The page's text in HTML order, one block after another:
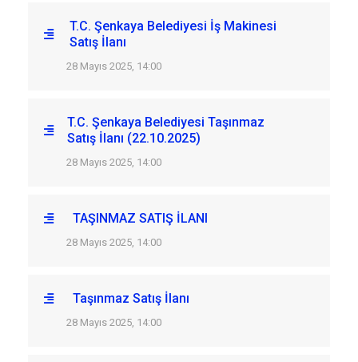
T.C. Şenkaya Belediyesi İş Makinesi
Satış İlanı
28 Mayıs 2025, 14:00
T.C. Şenkaya Belediyesi Taşınmaz
Satış İlanı (22.10.2025)
28 Mayıs 2025, 14:00
TAŞINMAZ SATIŞ İLANI
28 Mayıs 2025, 14:00
Taşınmaz Satış İlanı
28 Mayıs 2025, 14:00